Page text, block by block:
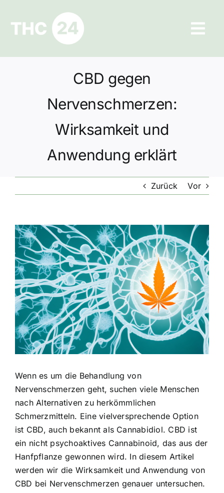
springen
Ratgeber
Datenschutz
Impressum
CBD gegen
Nervenschmerzen:
Wirksamkeit und
Anwendung erklärt
Zurück Vor
Zeige
grösseres
Bild
Wenn es um die Behandlung von
Nervenschmerzen geht, suchen viele Menschen
nach Alternativen zu herkömmlichen
Schmerzmitteln. Eine vielversprechende Option
ist CBD, auch bekannt als Cannabidiol. CBD ist
ein nicht psychoaktives Cannabinoid, das aus der
Hanfpflanze gewonnen wird. In diesem Artikel
werden wir die Wirksamkeit und Anwendung von
CBD bei Nervenschmerzen genauer untersuchen.